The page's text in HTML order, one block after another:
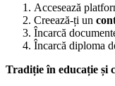
Accesează
Creează-ți un
Încarcă
Încarcă diploma
Tradiție în educație și